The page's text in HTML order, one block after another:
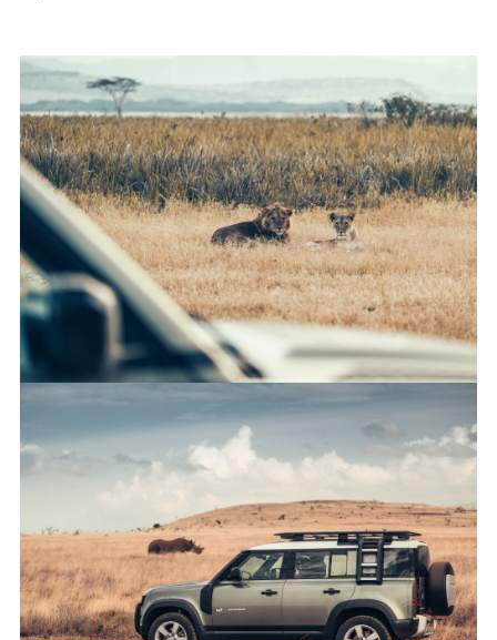
DEFENDER AND TUSK TAKE CONSERVATION INTO A NEW
ERA
X
SHARE